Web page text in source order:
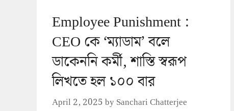
Employee Punishment :
CEO কে ‘ম্যাডাম’ বলে
ডাকেননি কর্মী, শাস্তি স্বরূপ
লিখতে হল ১০০ বার
April 2, 2025bySanchari Chatterjee